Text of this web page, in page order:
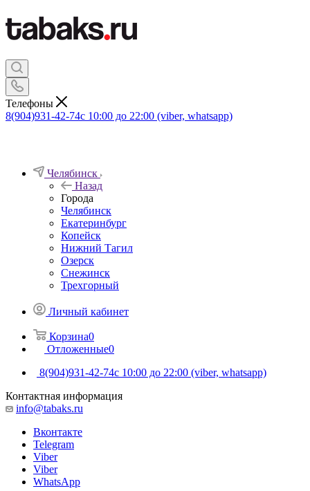
Телефоны
8(904)931-42-74с 10:00 до 22:00 (viber, whatsapp)
Челябинск
Назад
Города
Челябинск
Екатеринбург
Копейск
Нижний Тагил
Озерск
Снежинск
Трехгорный
Личный кабинет
Корзина0
Отложенные0
8(904)931-42-74с 10:00 до 22:00 (viber, whatsapp)
Контактная информация
info@tabaks.ru
Вконтакте
Telegram
Viber
Viber
WhatsApp